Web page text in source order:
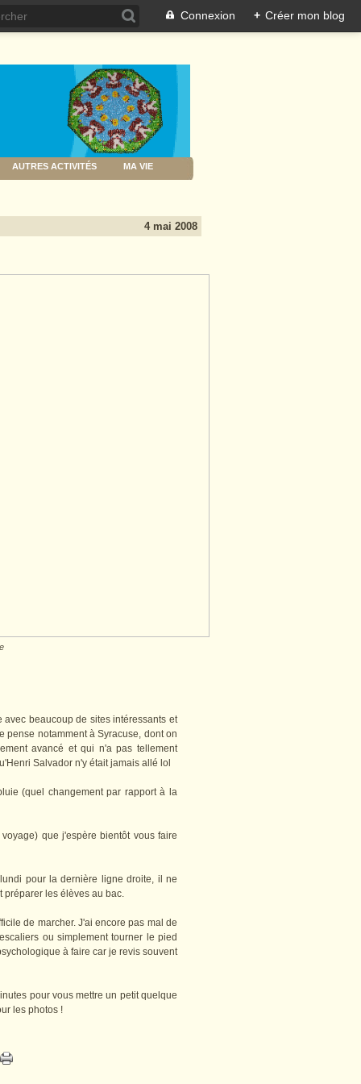
Connexion + Créer mon blog
AUTRES ACTIVITÉS MA VIE
4 mai 2008
beaucoup de sites intéressants et
pense notamment à Syracuse, dont on
avancé et qui n'a pas tellement
Salvador n'y était jamais allé lol
(quel changement par rapport à la
que j'espère bientôt vous faire
pour la dernière ligne droite, il ne
préparer les élèves au bac.
de marcher. J'ai encore pas mal de
ou simplement tourner le pied
à faire car je revis souvent
pour vous mettre un petit quelque
les photos !